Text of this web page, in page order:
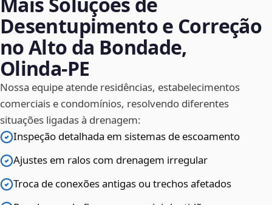
Desentupimento e Correção
no Alto da Bondade,
Olinda‑PE
Nossa equipe atende residências, estabelecimentos
comerciais e condomínios, resolvendo diferentes
situações ligadas à drenagem:
Inspeção detalhada em sistemas de escoamento
Ajustes em ralos com drenagem irregular
Troca de conexões antigas ou trechos afetados